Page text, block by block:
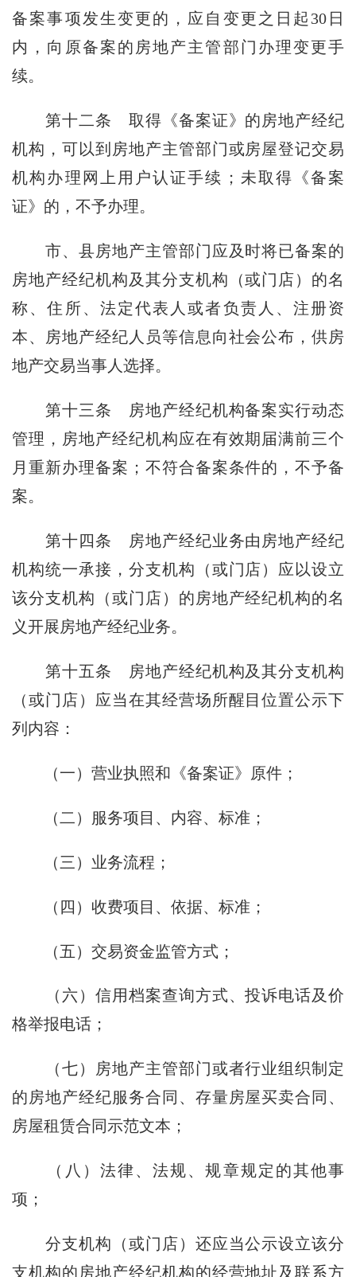
备案事项发生变更的，应自变更之日起30日
内，向原备案的房地产主管部门办理变更手
续。
第十二条 取得《备案证》的房地产经纪
机构，可以到房地产主管部门或房屋登记交易
机构办理网上用户认证手续；未取得《备案
证》的，不予办理。
市、县房地产主管部门应及时将已备案的
房地产经纪机构及其分支机构（或门店）的名
称、住所、法定代表人或者负责人、注册资
本、房地产经纪人员等信息向社会公布，供房
地产交易当事人选择。
第十三条 房地产经纪机构备案实行动态
管理，房地产经纪机构应在有效期届满前三个
月重新办理备案；不符合备案条件的，不予备
案。
第十四条 房地产经纪业务由房地产经纪
机构统一承接，分支机构（或门店）应以设立
该分支机构（或门店）的房地产经纪机构的名
义开展房地产经纪业务。
第十五条 房地产经纪机构及其分支机构
（或门店）应当在其经营场所醒目位置公示下
列内容：
（一）营业执照和《备案证》原件；
（二）服务项目、内容、标准；
（三）业务流程；
（四）收费项目、依据、标准；
（五）交易资金监管方式；
（六）信用档案查询方式、投诉电话及价
格举报电话；
（七）房地产主管部门或者行业组织制定
的房地产经纪服务合同、存量房屋买卖合同、
房屋租赁合同示范文本；
（八）法律、法规、规章规定的其他事
项；
分支机构（或门店）还应当公示设立该分
支机构的房地产经纪机构的经营地址及联系方